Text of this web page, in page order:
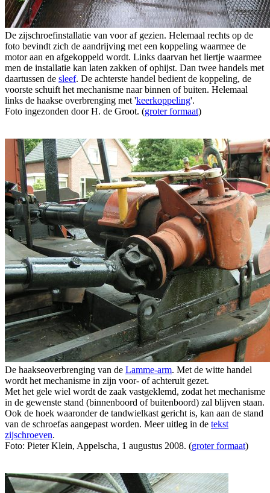
De zijschroefinstallatie van voor af gezien. Helemaal rechts op de
foto bevindt zich de aandrijving met een koppeling waarmee de
motor aan en afgekoppeld wordt. Links daarvan het liertje waarmee
men de installatie kan laten zakken of ophijst. Dan twee handels met
daartussen de sleef. De achterste handel bedient de koppeling, de
voorste schuift het mechanisme naar binnen of buiten. Helemaal
links de haakse overbrenging met 'keerkoppeling'.
Foto ingezonden door H. de Groot. (groter formaat)
De haakseoverbrenging van de Lamme-arm. Met de witte handel
wordt het mechanisme in zijn voor- of achteruit gezet.
Met het gele wiel wordt de zaak vastgeklemd, zodat het mechanisme
in de gewenste stand (binnenboord of buitenboord) zal blijven staan.
Ook de hoek waaronder de tandwielkast gericht is, kan aan de stand
van de schroefas aangepast worden. Meer uitleg in de tekst
zijschroeven.
Foto: Pieter Klein, Appelscha, 1 augustus 2008. (groter formaat)